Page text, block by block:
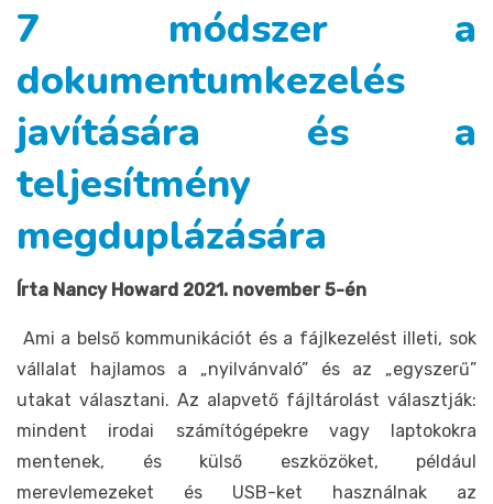
7 módszer a
dokumentumkezelés
javítására és a
teljesítmény
megduplázására
Írta Nancy Howard 2021. november 5-én
Ami a belső kommunikációt és a fájlkezelést illeti, sok
vállalat hajlamos a „nyilvánvaló” és az „egyszerű”
utakat választani. Az alapvető fájltárolást választják:
mindent irodai számítógépekre vagy laptokokra
mentenek, és külső eszközöket, például
merevlemezeket és USB-ket használnak az